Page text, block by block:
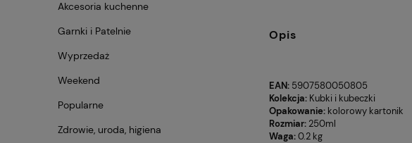
Akcesoria kuchenne
Garnki i Patelnie
Wyprzedaż
Weekend
Popularne
Zdrowie, uroda, higiena
Opis
EAN: 5907580050805
Kolekcja: Kubki i kubeczki
Opakowanie: kolorowy kartonik
Rozmiar: 250ml
Waga:0.2 kg